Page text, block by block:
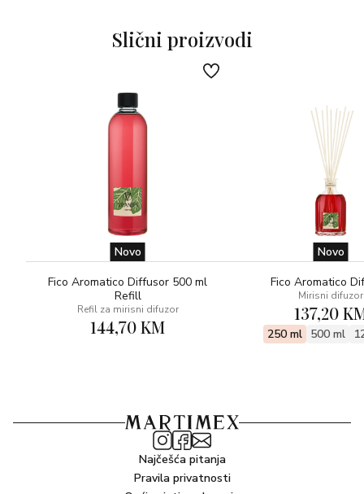
Slični proizvodi
Novo
Fico Aromatico Diffusor 500 ml
Refill
Refil za mirisni difuzor
144,70 KM
Novo
Fico Aromatico
Mirisni difuzor
137,20
250 ml 500 ml
Najčešća pitanja
Pravila privatnosti